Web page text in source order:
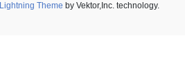
Lightning Theme by Vektor,Inc. technology.